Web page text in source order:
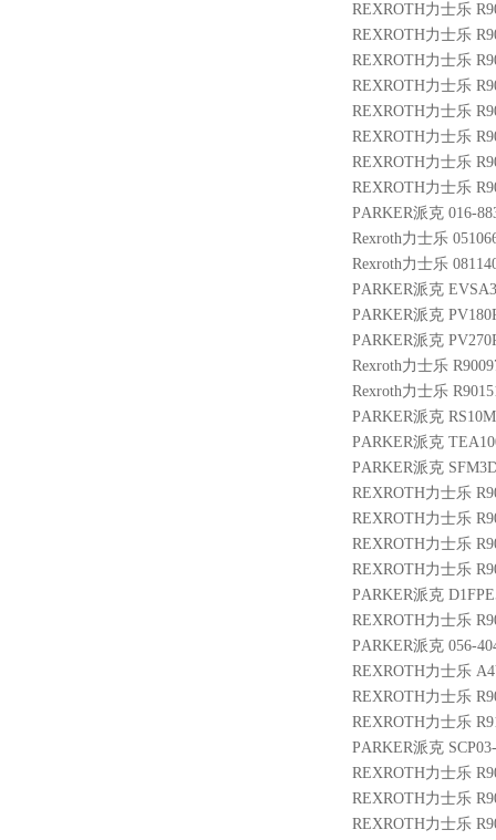
REXROTH力士乐
REXROTH力士乐
REXROTH力士乐
REXROTH力士乐
REXROTH力士乐
REXROTH力士乐
REXROTH力士乐
REXROTH力士乐
PARKER派克 016-
Rexroth力士乐
Rexroth力士乐
PARKER派克
PARKER派克
PARKER派克
Rexroth力士乐
Rexroth力士乐
PARKER派克
PARKER派克
PARKER派克
REXROTH力士乐
REXROTH力士乐
REXROTH力士乐
REXROTH力士乐
PARKER派克
REXROTH力士乐
PARKER派克 056-
REXROTH力士乐
REXROTH力士乐
REXROTH力士乐
PARKER派克
REXROTH力士乐
REXROTH力士乐
REXROTH力士乐